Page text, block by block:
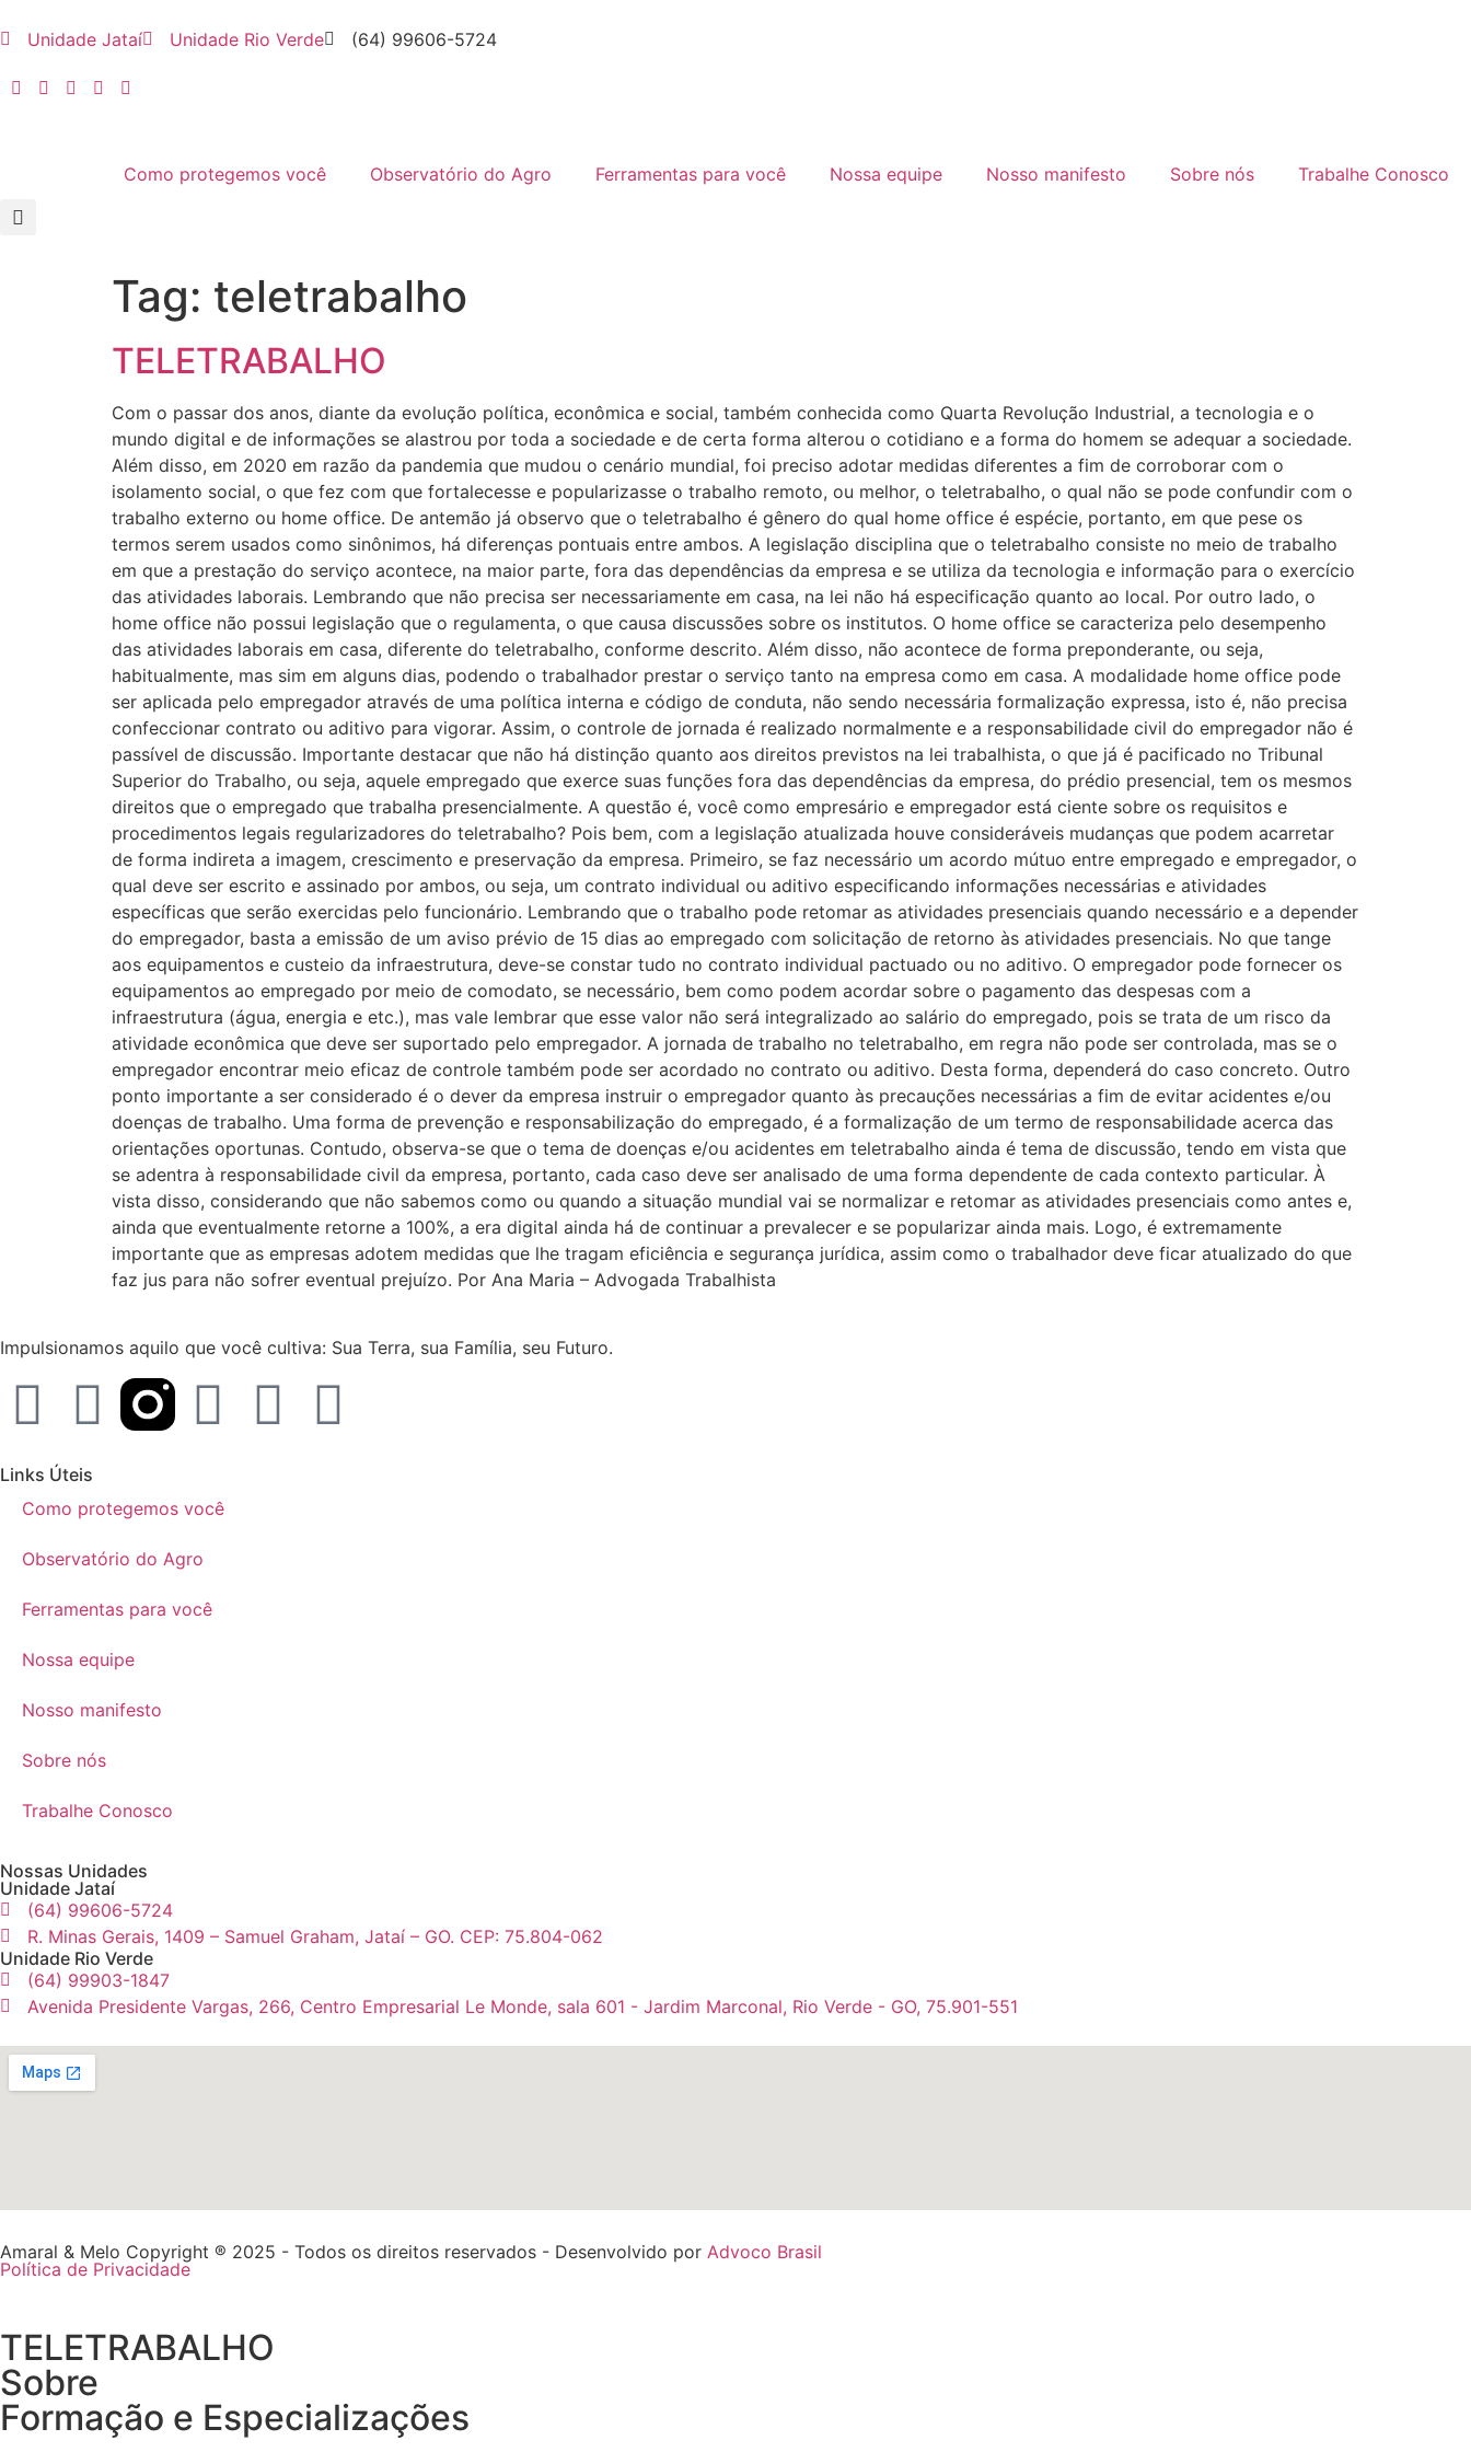
Unidade Jataí Unidade Rio Verde (64) 99606-5724
Como protegemos você Observatório do Agro Ferramentas para você Nossa equipe Nosso manifesto Sobre nós Trabalhe Conosco
Tag: teletrabalho
TELETRABALHO
Com o passar dos anos, diante da evolução política, econômica e social, também conhecida como Quarta Revolução Industrial, a tecnologia e o
mundo digital e de informações se alastrou por toda a sociedade e de certa forma alterou o cotidiano e a forma do homem se adequar a sociedade.
Além disso, em 2020 em razão da pandemia que mudou o cenário mundial, foi preciso adotar medidas diferentes a fim de corroborar com o
isolamento social, o que fez com que fortalecesse e popularizasse o trabalho remoto, ou melhor, o teletrabalho, o qual não se pode confundir com o
trabalho externo ou home office. De antemão já observo que o teletrabalho é gênero do qual home office é espécie, portanto, em que pese os
termos serem usados como sinônimos, há diferenças pontuais entre ambos. A legislação disciplina que o teletrabalho consiste no meio de trabalho
em que a prestação do serviço acontece, na maior parte, fora das dependências da empresa e se utiliza da tecnologia e informação para o exercício
das atividades laborais. Lembrando que não precisa ser necessariamente em casa, na lei não há especificação quanto ao local. Por outro lado, o
home office não possui legislação que o regulamenta, o que causa discussões sobre os institutos. O home office se caracteriza pelo desempenho
das atividades laborais em casa, diferente do teletrabalho, conforme descrito. Além disso, não acontece de forma preponderante, ou seja,
habitualmente, mas sim em alguns dias, podendo o trabalhador prestar o serviço tanto na empresa como em casa. A modalidade home office pode
ser aplicada pelo empregador através de uma política interna e código de conduta, não sendo necessária formalização expressa, isto é, não precisa
confeccionar contrato ou aditivo para vigorar. Assim, o controle de jornada é realizado normalmente e a responsabilidade civil do empregador não é
passível de discussão. Importante destacar que não há distinção quanto aos direitos previstos na lei trabalhista, o que já é pacificado no Tribunal
Superior do Trabalho, ou seja, aquele empregado que exerce suas funções fora das dependências da empresa, do prédio presencial, tem os mesmos
direitos que o empregado que trabalha presencialmente. A questão é, você como empresário e empregador está ciente sobre os requisitos e
procedimentos legais regularizadores do teletrabalho? Pois bem, com a legislação atualizada houve consideráveis mudanças que podem acarretar
de forma indireta a imagem, crescimento e preservação da empresa. Primeiro, se faz necessário um acordo mútuo entre empregado e empregador, o
qual deve ser escrito e assinado por ambos, ou seja, um contrato individual ou aditivo especificando informações necessárias e atividades
específicas que serão exercidas pelo funcionário. Lembrando que o trabalho pode retomar as atividades presenciais quando necessário e a depender
do empregador, basta a emissão de um aviso prévio de 15 dias ao empregado com solicitação de retorno às atividades presenciais. No que tange
aos equipamentos e custeio da infraestrutura, deve-se constar tudo no contrato individual pactuado ou no aditivo. O empregador pode fornecer os
equipamentos ao empregado por meio de comodato, se necessário, bem como podem acordar sobre o pagamento das despesas com a
infraestrutura (água, energia e etc.), mas vale lembrar que esse valor não será integralizado ao salário do empregado, pois se trata de um risco da
atividade econômica que deve ser suportado pelo empregador. A jornada de trabalho no teletrabalho, em regra não pode ser controlada, mas se o
empregador encontrar meio eficaz de controle também pode ser acordado no contrato ou aditivo. Desta forma, dependerá do caso concreto. Outro
ponto importante a ser considerado é o dever da empresa instruir o empregador quanto às precauções necessárias a fim de evitar acidentes e/ou
doenças de trabalho. Uma forma de prevenção e responsabilização do empregado, é a formalização de um termo de responsabilidade acerca das
orientações oportunas. Contudo, observa-se que o tema de doenças e/ou acidentes em teletrabalho ainda é tema de discussão, tendo em vista que
se adentra à responsabilidade civil da empresa, portanto, cada caso deve ser analisado de uma forma dependente de cada contexto particular. À
vista disso, considerando que não sabemos como ou quando a situação mundial vai se normalizar e retomar as atividades presenciais como antes e,
ainda que eventualmente retorne a 100%, a era digital ainda há de continuar a prevalecer e se popularizar ainda mais. Logo, é extremamente
importante que as empresas adotem medidas que lhe tragam eficiência e segurança jurídica, assim como o trabalhador deve ficar atualizado do que
faz jus para não sofrer eventual prejuízo. Por Ana Maria – Advogada Trabalhista
Impulsionamos aquilo que você cultiva: Sua Terra, sua Família, seu Futuro.
Links Úteis
Como protegemos você
Observatório do Agro
Ferramentas para você
Nossa equipe
Nosso manifesto
Sobre nós
Trabalhe Conosco
Nossas Unidades
Unidade Jataí
(64) 99606-5724
R. Minas Gerais, 1409 – Samuel Graham, Jataí – GO. CEP: 75.804-062
Unidade Rio Verde
(64) 99903-1847
Avenida Presidente Vargas, 266, Centro Empresarial Le Monde, sala 601 - Jardim Marconal, Rio Verde - GO, 75.901-551
Amaral & Melo Copyright ® 2025 - Todos os direitos reservados - Desenvolvido por Advoco Brasil
Política de Privacidade
TELETRABALHO
Sobre
Formação e Especializações